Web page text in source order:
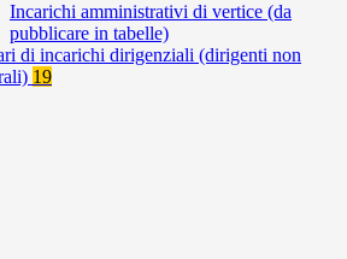
Incarichi amministrativi di vertice (da
pubblicare in tabelle)
di incarichi dirigenziali (dirigenti non
19